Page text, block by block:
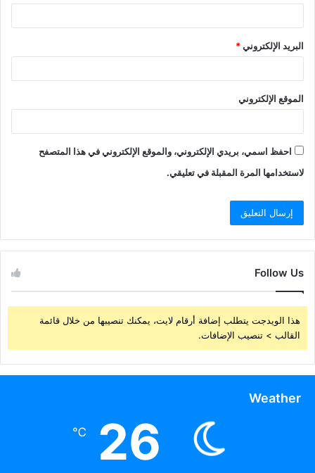
البريد الإلكتروني*
الموقع الإلكتروني
احفظ اسمي، بريدي الإلكتروني، والموقع الإلكتروني في هذا المتصفح
لاستخدامها المرة المقبلة في تعليقي.
Follow Us
هذا الويدجت يتطلب إضافة أرقام لايت، يمكنك تنصيبها من خلال قائمة
القالب > تنصيب الإضافات.
Weather
26
℃